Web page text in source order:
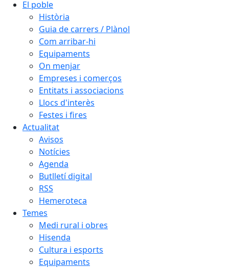
El poble
Història
Guia de carrers / Plànol
Com arribar-hi
Equipaments
On menjar
Empreses i comerços
Entitats i associacions
Llocs d'interès
Festes i fires
Actualitat
Avisos
Notícies
Agenda
Butlletí digital
RSS
Hemeroteca
Temes
Medi rural i obres
Hisenda
Cultura i esports
Equipaments